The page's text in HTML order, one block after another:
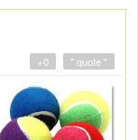
" quote "
+0